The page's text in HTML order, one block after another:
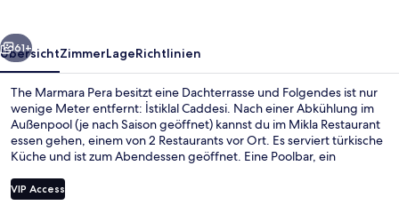
Weiter
61+
ÜbersichtZimmerLageRichtlinien
The Marmara Pera besitzt eine Dachterrasse und Folgendes ist nur
wenige Meter entfernt: İstiklal Caddesi. Nach einer Abkühlung im
Außenpool (je nach Saison geöffnet) kannst du im Mikla Restaurant
essen gehen, einem von 2 Restaurants vor Ort. Es serviert türkische
Küche und ist zum Abendessen geöffnet. Eine Poolbar, ein
Fitnessmöglichkeiten sind weitere Highlights. Anderen Reisenden
gefallen das hilfsbereite Personal und die Lage sehr gut. Die
VIP Access